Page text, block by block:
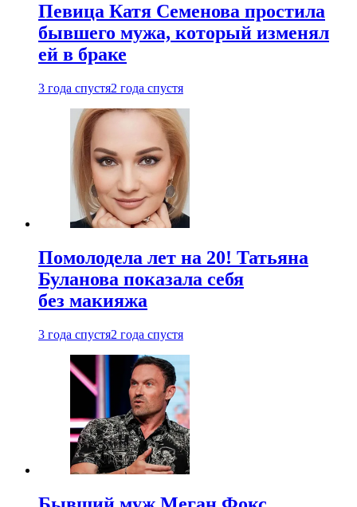
Певица Катя Семенова простила
бывшего мужа, который изменял
ей в браке
3 года спустя2 года спустя
Помолодела лет на 20! Татьяна
Буланова показала себя
без макияжа
3 года спустя2 года спустя